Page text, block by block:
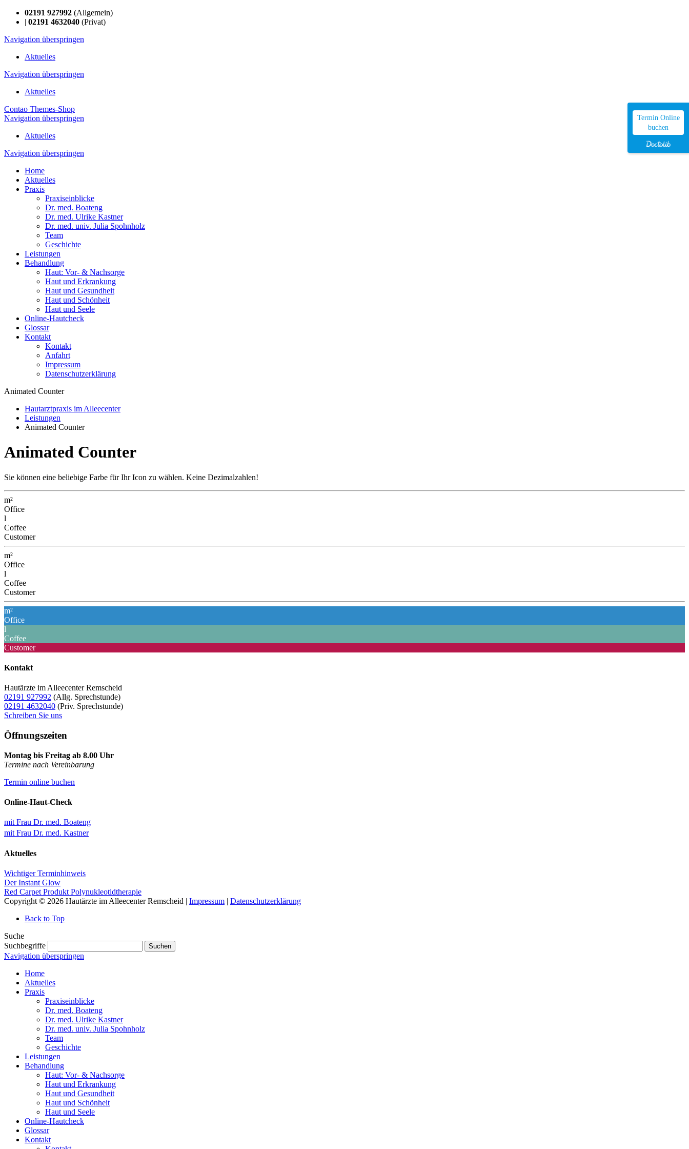
02191 927992 (Allgemein)
| 02191 4632040 (Privat)
Navigation überspringen
Aktuelles
Navigation überspringen
Aktuelles
Contao Themes-Shop
Navigation überspringen
Aktuelles
Navigation überspringen
Home
Aktuelles
Praxis
Praxiseinblicke
Dr. med. Boateng
Dr. med. Ulrike Kastner
Dr. med. univ. Julia Spohnholz
Team
Geschichte
Leistungen
Behandlung
Haut: Vor- & Nachsorge
Haut und Erkrankung
Haut und Gesundheit
Haut und Schönheit
Haut und Seele
Online-Hautcheck
Glossar
Kontakt
Kontakt
Anfahrt
Impressum
Datenschutzerklärung
Animated Counter
Hautarztpraxis im Alleecenter
Leistungen
Animated Counter
Animated Counter
Sie können eine beliebige Farbe für Ihr Icon zu wählen. Keine Dezimalzahlen!
m²
Office
l
Coffee
Customer
m²
Office
l
Coffee
Customer
m²
Office
l
Coffee
Customer
Kontakt
Hautärzte im Alleecenter Remscheid
02191 927992 (Allg. Sprechstunde)
02191 4632040 (Priv. Sprechstunde)
Schreiben Sie uns
Öffnungszeiten
Montag bis Freitag ab 8.00 Uhr
Termine nach Vereinbarung
Termin online buchen
Online-Haut-Check
mit Frau Dr. med. Boateng
mit Frau Dr. med. Kastner
Aktuelles
Wichtiger Terminhinweis
Der Instant Glow
Red Carpet Produkt Polynukleotidtherapie
Termin Online
buchen
Copyright © 2026 Hautärzte im Alleecenter Remscheid | Impressum | Datenschutzerklärung
Back to Top
Suche
Suchbegriffe
Suchen
Navigation überspringen
Home
Aktuelles
Praxis
Praxiseinblicke
Dr. med. Boateng
Dr. med. Ulrike Kastner
Dr. med. univ. Julia Spohnholz
Team
Geschichte
Leistungen
Behandlung
Haut: Vor- & Nachsorge
Haut und Erkrankung
Haut und Gesundheit
Haut und Schönheit
Haut und Seele
Online-Hautcheck
Glossar
Kontakt